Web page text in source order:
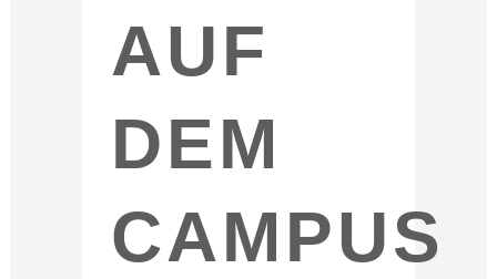
AUF
DEM
CAMPUS